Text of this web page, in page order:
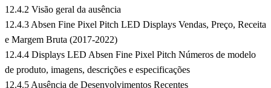
12.4.2 Visão geral da ausência
12.4.3 Absen Fine Pixel Pitch LED Displays Vendas, Preço, Receita
e Margem Bruta (2017-2022)
12.4.4 Displays LED Absen Fine Pixel Pitch Números de modelo
de produto, imagens, descrições e especificações
12.4.5 Ausência de Desenvolvimentos Recentes